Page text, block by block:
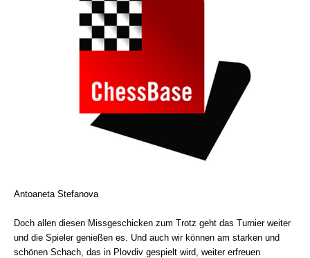
Antoaneta Stefanova
Doch allen diesen Missgeschicken zum Trotz geht das Turnier weiter
und die Spieler genießen es. Und auch wir können am starken und
schönen Schach, das in Plovdiv gespielt wird, weiter erfreuen